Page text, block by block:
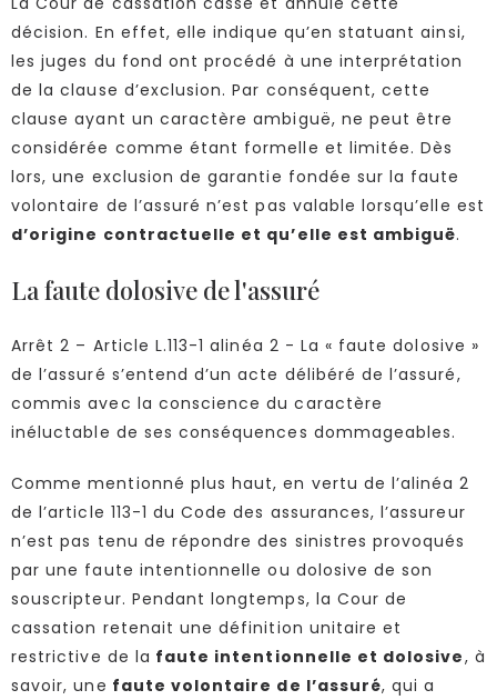
décision. En effet, elle indique qu’en statuant ainsi,
les juges du fond ont procédé à une interprétation
de la clause d’exclusion. Par conséquent, cette
clause ayant un caractère ambiguë, ne peut être
considérée comme étant formelle et limitée. Dès
lors, une exclusion de garantie fondée sur la faute
volontaire de l’assuré n’est pas valable lorsqu’elle est
d’origine contractuelle et qu’elle est ambiguë.
La faute dolosive de l'assuré
Arrêt 2 – Article L.113-1 alinéa 2 - La « faute dolosive »
de l’assuré s’entend d’un acte délibéré de l’assuré,
commis avec la conscience du caractère
inéluctable de ses conséquences dommageables.
Comme mentionné plus haut, en vertu de l’alinéa 2
de l’article 113-1 du Code des assurances, l’assureur
n’est pas tenu de répondre des sinistres provoqués
par une faute intentionnelle ou dolosive de son
souscripteur. Pendant longtemps, la Cour de
cassation retenait une définition unitaire et
restrictive de la faute intentionnelle et dolosive, à
savoir, une faute volontaire de l’assuré, qui a